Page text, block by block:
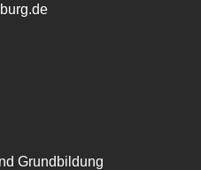
Grundbildung